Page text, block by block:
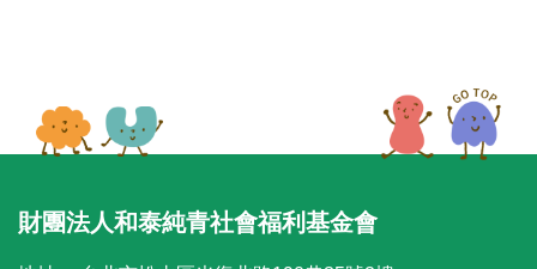
財團法人和泰純青社會福利基金會